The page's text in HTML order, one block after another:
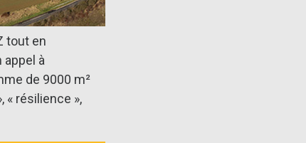
tout en
appel à
de 9000 m²
« résilience »,